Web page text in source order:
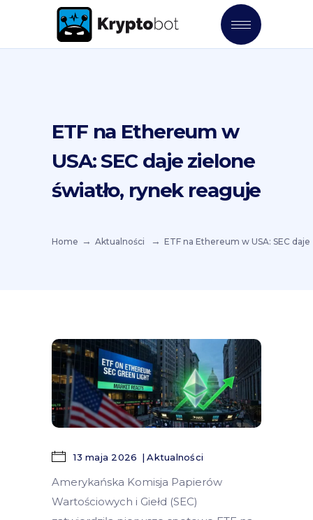
ETF na Ethereum w
USA: SEC daje zielone
światło, rynek reaguje
Home Aktualności ETF na Ethereum w USA: SEC
13 maja 2026 Aktualności
Amerykańska Komisja Papierów
Wartościowych i Giełd (SEC)